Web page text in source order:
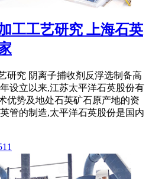
工工艺研究 上海石英
研究 阴离子捕收剂反浮选制备高
设立以来,江苏太平洋石英股份有
优势及地处石英矿石原产地的资
管的制造,太平洋石英股份是国内